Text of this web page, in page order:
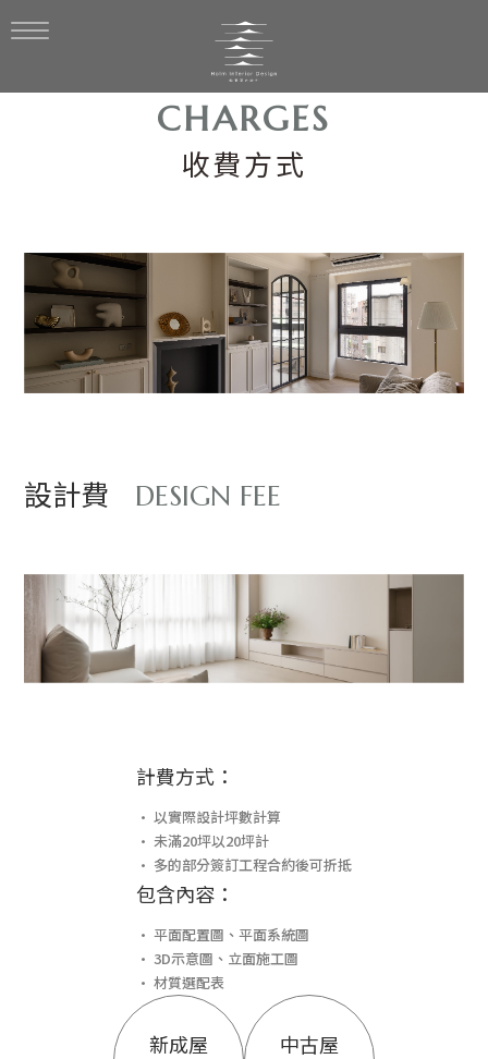
CHARGES
收費方式
設計費 DESIGN FEE
計費方式：
• 以實際設計坪數計算
• 未滿20坪以20坪計
• 多的部分簽訂工程合約後可折抵
包含內容：
• 平面配置圖、平面系統圖
• 3D示意圖、立面施工圖
• 材質選配表
新成屋
中古屋